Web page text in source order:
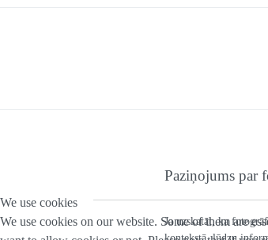
Paziņojums par
Ja uzskatāt, ka
We use cookies
We use cookies on our website. Some of them are